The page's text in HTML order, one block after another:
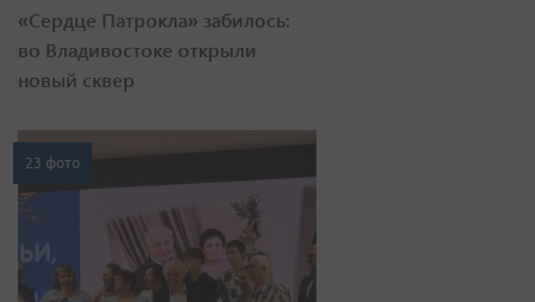
«Сердце Патрокла» забилось:
во Владивостоке открыли
новый сквер
23 фото